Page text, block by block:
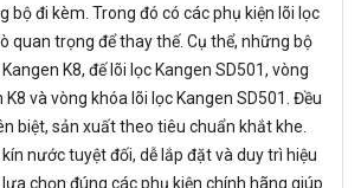
bộ đi kèm. Trong đó có các phụ kiện lõi lọc
quan trọng để thay thế. Cụ thể, những bộ
K8, đế lõi lọc Kangen SD501, vòng
K8 và vòng khóa lõi lọc Kangen SD501. Đều
biệt, sản xuất theo tiêu chuẩn khắt khe.
nước tuyệt đối, dễ lắp đặt và duy trì hiệu
chọn đúng các phụ kiện chính hãng giúp